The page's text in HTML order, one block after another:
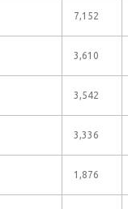
7,152
3,610
3,542
3,336
1,876